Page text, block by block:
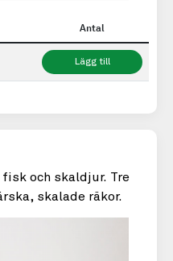
Antal
Lägg till
och skaldjur. Tre
skalade räkor.